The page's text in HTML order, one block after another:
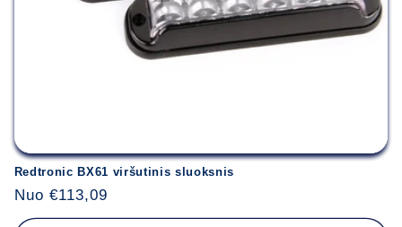
Redtronic BX61 viršutinis sluoksnis
Įprasta
kaina
Nuo €113,09